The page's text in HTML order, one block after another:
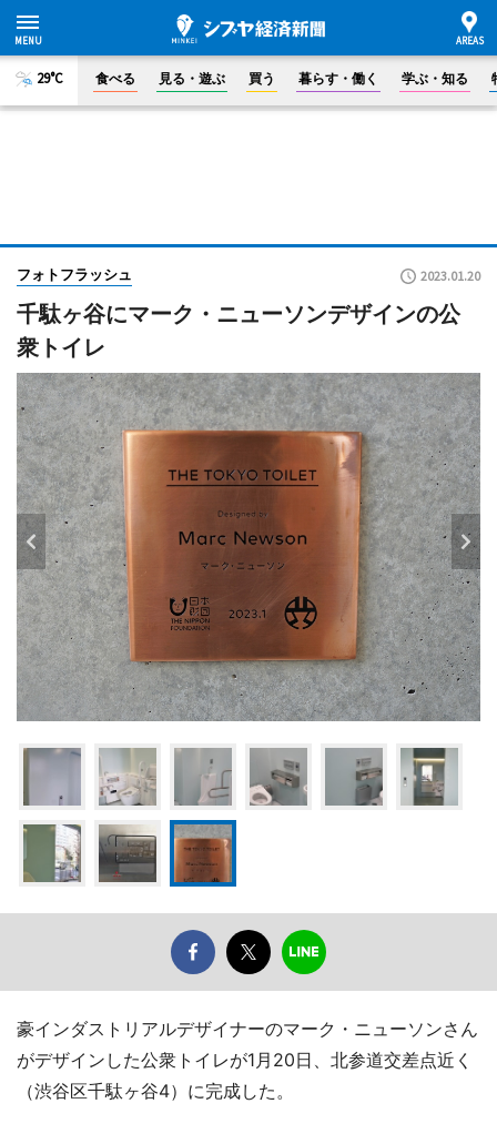
29°C 食べる 見る・遊ぶ 買う 暮らす・働く 学ぶ・知る
フォトフラッシュ 2023.01.20
千駄ヶ谷にマーク・ニューソンデザインの公
衆トイレ
豪インダストリアルデザイナーのマーク・ニューソンさん
がデザインした公衆トイレが1月20日、北参道交差点近く
（渋谷区千駄ヶ谷4）に完成した。